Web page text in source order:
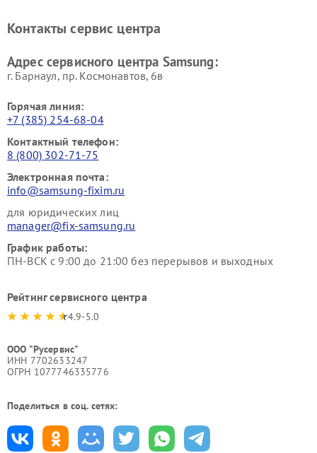
Контакты сервис центра
Адрес сервисного центра Samsung:
г. Барнаул, ​пр. Космонавтов, 6в
Горячая линия:
+7 (385) 254-68-04
Контактный телефон:
8 (800) 302-71-75
Электронная почта:
info@samsung-fixim.ru
для юридических лиц
manager@fix-samsung.ru
График работы:
ПН-ВСК с 9:00 до 21:00 без перерывов и выходных
Рейтинг сервисного центра
4.9-5.0
ООО "Русервис"
ИНН 7702633247
ОГРН 1077746335776
Поделиться в соц. сетях: